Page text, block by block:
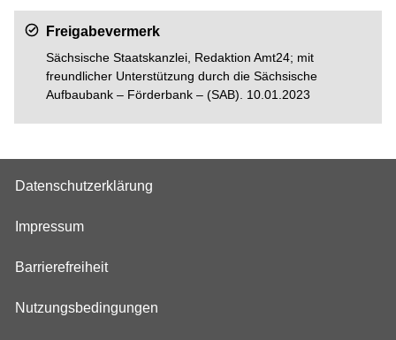
Freigabevermerk
Sächsische Staatskanzlei, Redaktion Amt24; mit
freundlicher Unterstützung durch die Sächsische
Aufbaubank – Förderbank – (SAB). 10.01.2023
Datenschutzerklärung
Impressum
Barrierefreiheit
Nutzungsbedingungen